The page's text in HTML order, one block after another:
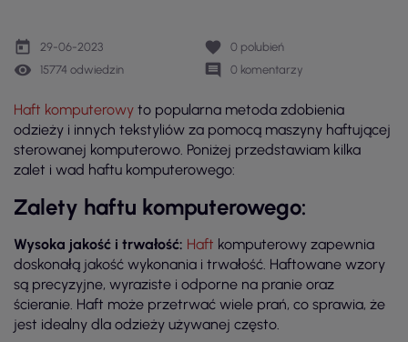
today 29-06-2023 favorite 0 polubień
remove_red_eye 15774 odwiedzin comment 0 komentarzy
Haft komputerowy to popularna metoda zdobienia
odzieży i innych tekstyliów za pomocą maszyny haftującej
sterowanej komputerowo. Poniżej przedstawiam kilka
zalet i wad haftu komputerowego:
Zalety haftu komputerowego:
Wysoka jakość i trwałość: Haft komputerowy zapewnia
doskonałą jakość wykonania i trwałość. Haftowane wzory
są precyzyjne, wyraziste i odporne na pranie oraz
ścieranie. Haft może przetrwać wiele prań, co sprawia, że
jest idealny dla odzieży używanej często.